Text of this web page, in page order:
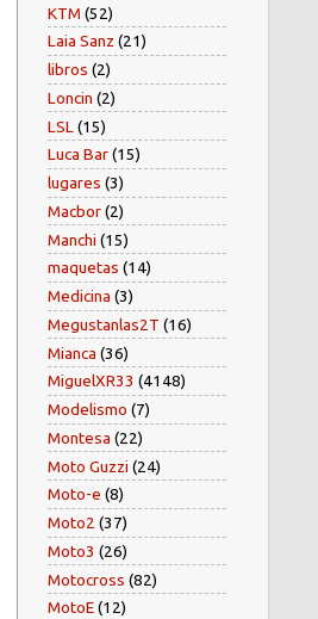
KTM (52)
Laia Sanz (21)
libros (2)
Loncin (2)
LSL (15)
Luca Bar(15)
lugares (3)
Macbor(2)
Manchi (15)
maquetas (14)
Medicina (3)
Megustanlas2T (16)
Mianca (36)
MiguelXR33 (4148)
Modelismo (7)
Montesa (22)
Moto Guzzi (24)
Moto-e (8)
Moto2 (37)
Moto3 (26)
Motocross (82)
MotoE(12)